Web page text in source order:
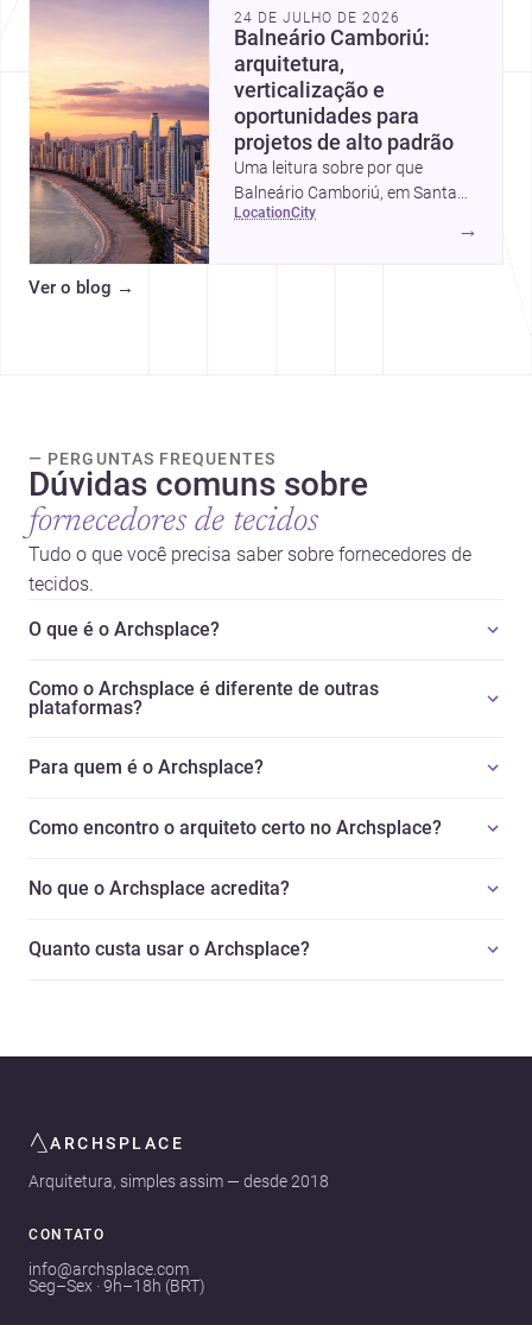
24 DE JULHO DE 2026
Balneário Camboriú:
arquitetura,
verticalização e
oportunidades para
projetos de alto padrão
Uma leitura sobre por que
Balneário Camboriú, em Santa
Catarina, virou referência em
location city
→
Ver o blog →
— PERGUNTAS FREQUENTES
Dúvidas comuns sobre
fornecedores de tecidos
Tudo o que você precisa saber sobre fornecedores de
tecidos.
O que é o Archsplace?
Como o Archsplace é diferente de outras
plataformas?
Para quem é o Archsplace?
Como encontro o arquiteto certo no Archsplace?
No que o Archsplace acredita?
Quanto custa usar o Archsplace?
ARCHSPLACE
Arquitetura, simples assim — desde 2018
CONTATO
info@archsplace.com
Seg–Sex · 9h–18h (BRT)